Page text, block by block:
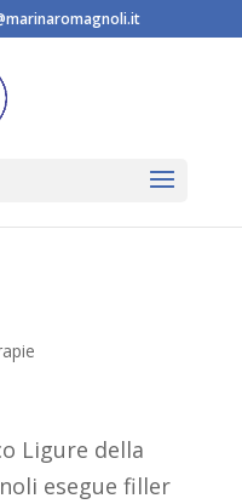
Ligure della
esegue filler